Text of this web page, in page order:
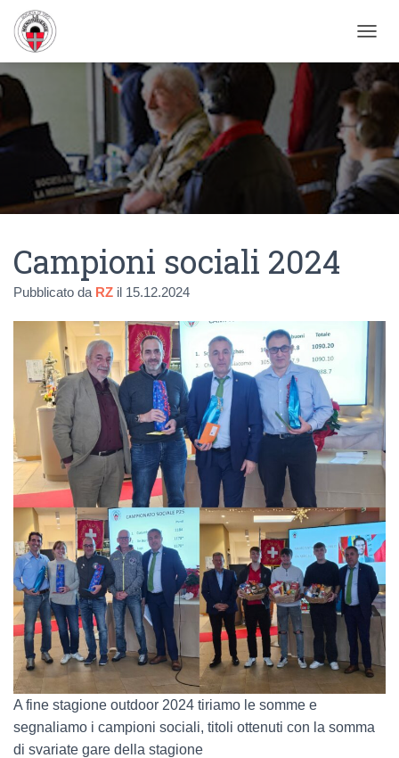
Campioni sociali 2024
Pubblicato da RZ il 15.12.2024
A fine stagione outdoor 2024 tiriamo le somme e
segnaliamo i campioni sociali, titoli ottenuti con la somma
di svariate gare della stagione